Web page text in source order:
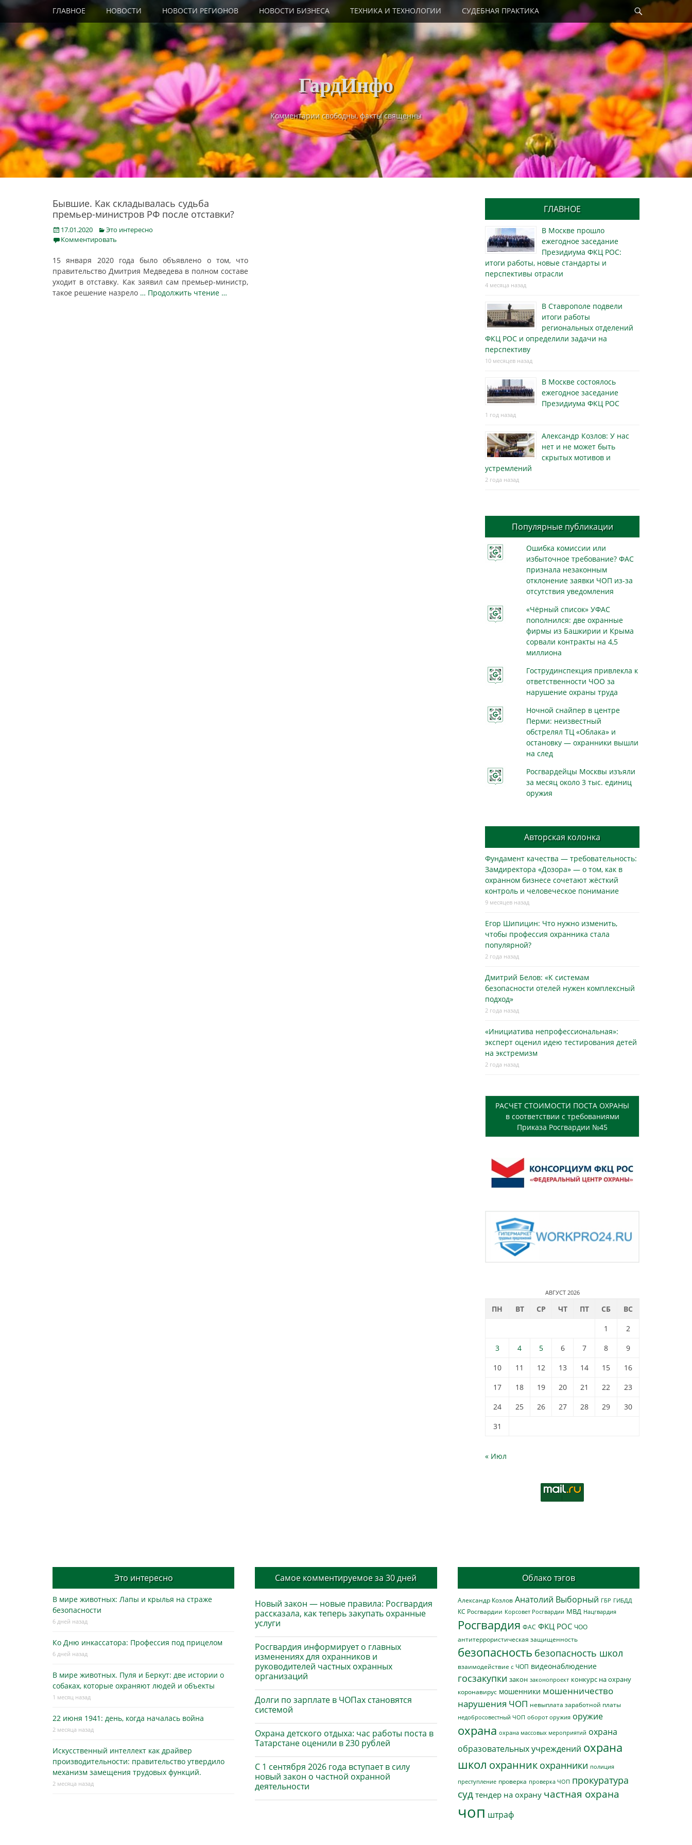
content
Primary Menu
ГЛАВНОЕ НОВОСТИ НОВОСТИ РЕГИОНОВ НОВОСТИ БИЗНЕСА ТЕХНИКА И ТЕХНОЛОГИИ СУДЕБНАЯ ПРАКТИКА
Найти
ГардИнфо
Комментарии свободны, факты священны
Бывшие. Как складывалась судьба
премьер-министров РФ после отставки?
Posted
on
17.01.2020 Categories
Это интересно
Комментировать
15 января 2020 года было объявлено о том, что
правительство Дмитрия Медведева в полном составе
уходит в отставку. Как заявил сам премьер-министр,
такое решение назрело … Продолжить чтение …
ГЛАВНОЕ
В Москве прошло
ежегодное заседание
Президиума ФКЦ РОС:
итоги работы, новые стандарты и
перспективы отрасли
4 месяца назад
В Ставрополе подвели
итоги работы
региональных отделений
ФКЦ РОС и определили задачи на
перспективу
10 месяцев назад
В Москве состоялось
ежегодное заседание
Президиума ФКЦ РОС
1 год назад
Александр Козлов: У нас
нет и не может быть
скрытых мотивов и
устремлений
2 года назад
Популярные публикации
Ошибка комиссии или
избыточное требование? ФАС
признала незаконным
отклонение заявки ЧОП из-за
отсутствия уведомления
«Чёрный список» УФАС
пополнился: две охранные
фирмы из Башкирии и Крыма
сорвали контракты на 4,5
миллиона
Гострудинспекция привлекла к
ответственности ЧОО за
нарушение охраны труда
Ночной снайпер в центре
Перми: неизвестный
обстрелял ТЦ «Облака» и
остановку — охранники вышли
на след
Росгвардейцы Москвы изъяли
за месяц около 3 тыс. единиц
оружия
Авторская колонка
Фундамент качества — требовательность:
Замдиректора «Дозора» — о том, как в
охранном бизнесe сочетают жёсткий
контроль и человеческое понимание
9 месяцев назад
Егор Шипицин: Что нужно изменить,
чтобы профессия охранника стала
популярной?
2 года назад
Дмитрий Белов: «К системам
безопасности отелей нужен комплексный
подход»
2 года назад
«Инициатива непрофессиональная»:
эксперт оценил идею тестирования детей
на экстремизм
2 года назад
РАСЧЕТ СТОИМОСТИ ПОСТА ОХРАНЫ
в соответствии с требованиями
Приказа Росгвардии №45
АВГУСТ 2026
ПН ВТ СР ЧТ ПТ СБ
ВС
1
2
3
4 5 6 7 8
9
10
11 12 13 14 15
16
17
18 19 20 21 22
23
24
25 26 27 28 29
30
31
« Июл
Это интересно
В мире животных: Лапы и крылья на страже
безопасности
6 дней назад
Ко Дню инкассатора: Профессия под прицелом
6 дней назад
В мире животных. Пуля и Беркут: две истории о
собаках, которые охраняют людей и объекты
1 месяц назад
22 июня 1941: день, когда началась война
2 месяца назад
Искусственный интеллект как драйвер
производительности: правительство утвердило
механизм замещения трудовых функций.
2 месяца назад
Самое комментируемое за 30 дней
Новый закон — новые правила: Росгвардия
рассказала, как теперь закупать охранные
услуги
Росгвардия информирует о главных
изменениях для охранников и
руководителей частных охранных
организаций
Долги по зарплате в ЧОПах становятся
системой
Охрана детского отдыха: час работы поста в
Татарстане оценили в 230 рублей
С 1 сентября 2026 года вступает в силу
новый закон о частной охранной
деятельности
Облако тэгов
Александр Козлов Анатолий Выборный ГБР ГИБДД
КС Росгвардии Корсовет Росгвардии МВД Нацгвардия
Росгвардия ФАС ФКЦ РОС ЧОО
антитеррористическая защищенность
безопасность безопасность школ
взаимодействие с ЧОП видеонаблюдение
госзакупки закон законопроект конкурс на охрану
коронавирус мошенники мошенничество
нарушения ЧОП невыплата заработной платы
недобросовестный ЧОП оборот оружия оружие
охрана охрана массовых мероприятий охрана
образовательных учреждений охрана
школ охранник охранники полиция
преступление проверка проверка ЧОП прокуратура
суд тендер на охрану частная охрана
чоп штраф